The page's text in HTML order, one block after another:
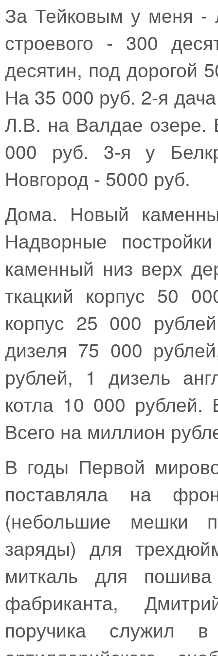
За Тейковым у меня -
строевого - 300
десятин, под дорогой
На 35 000 руб. 2-я
Л.В. на Валдае озере.
000 руб. 3-я у
Новгород - 5000 руб.
Дома. Новый
Надворные
каменный низ верх
ткацкий корпус 50
корпус 25 000
дизеля 75 000
рублей, 1 дизель
котла 10 000 рублей.
Всего на миллион
В годы Первой
поставляла на
(небольшие мешки
заряды) для
миткаль для
фабриканта,
поручика служил в